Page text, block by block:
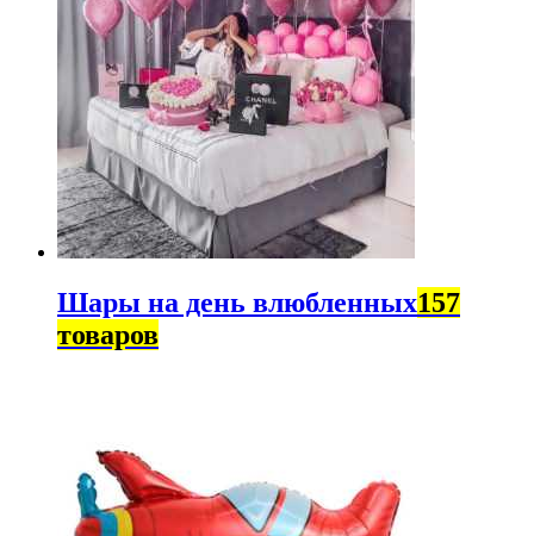
Шары на день влюбленных157
товаров